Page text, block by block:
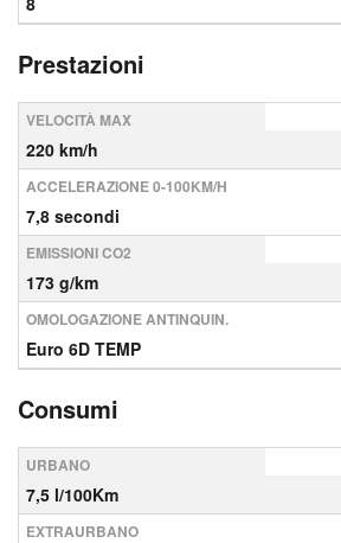
Prestazioni
VELOCITÀ MAX
220 km/h
ACCELERAZIONE 0-100KM/H
7,8 secondi
EMISSIONI CO2
173 g/km
OMOLOGAZIONE ANTINQUIN.
Euro 6D TEMP
Consumi
URBANO
7,5 l/100Km
EXTRAURBANO